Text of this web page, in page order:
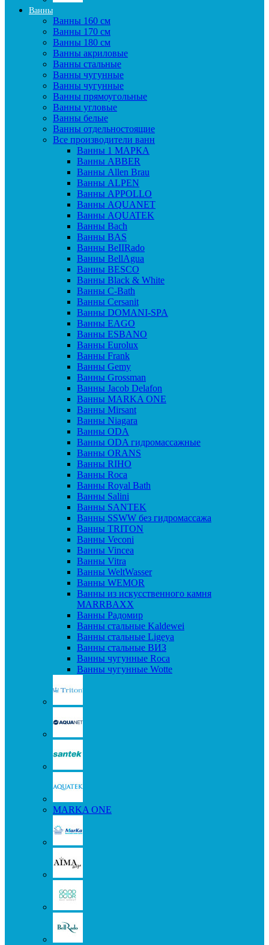
Ванны
Ванны 160 см
Ванны 170 см
Ванны 180 см
Ванны акриловые
Ванны стальные
Ванны чугунные
Ванны чугунные
Ванны прямоугольные
Ванны угловые
Ванны белые
Ванны отдельностоящие
Все производители ванн
Ванны 1 МАРКА
Ванны ABBER
Ванны Allen Brau
Ванны ALPEN
Ванны APPOLLO
Ванны AQUANET
Ванны AQUATEK
Ванны Bach
Ванны BAS
Ванны BeIIRado
Ванны BellAgua
Ванны BESCO
Ванны Black & White
Ванны C-Bath
Ванны Cersanit
Ванны DOMANI-SPA
Ванны EAGO
Ванны ESBANO
Ванны Eurolux
Ванны Frank
Ванны Gemy
Ванны Grossman
Ванны Jacob Delafon
Ванны MARKA ONE
Ванны Mirsant
Ванны Niagara
Ванны ODA
Ванны ODA гидромассажные
Ванны ORANS
Ванны RIHO
Ванны Roca
Ванны Royal Bath
Ванны Salini
Ванны SANTEK
Ванны SSWW без гидромассажа
Ванны TRITON
Ванны Veconi
Ванны Vincea
Ванны Vitra
Ванны WeltWasser
Ванны WEMOR
Ванны из искусственного камня
MARRBAXX
Ванны Радомир
Ванны стальные Kaldewei
Ванны стальные Ligeya
Ванны стальные ВИЗ
Ванны чугунные Roca
Ванны чугунные Wotte
MARKA ONE